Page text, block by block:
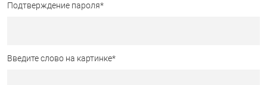
Подтверждение пароля*
Введите слово на картинке*